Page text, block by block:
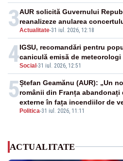
3Actualitate-31 iul. 2026, 12:18
AUR solicită Guvernului
reanalizeze anularea
4Social-31 iul. 2026, 12:51
IGSU, recomandări pentru
caniculă emisă de meteorologi
5
Politica-31 iul. 2026, 11:11
Ștefan Geamănu (AUR): „Un
românii din Franța
externe în fața incendiilor de
ACTUALITATE